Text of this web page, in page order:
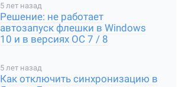
5 лет назад
Решение: не работает
автозапуск флешки в Windows
10 и в версиях ОС 7 / 8
5 лет назад
Как отключить синхронизацию в